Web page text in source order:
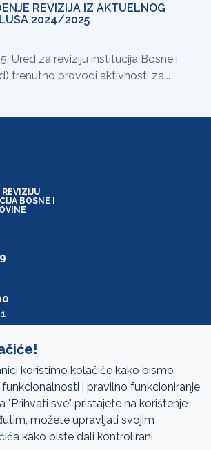
REVIZIJA IZ AKTUELNOG
2024/2025
Ured za reviziju institucija Bosne i
trenutno provodi aktivnosti za...
REVIZIJU
BOSNE I
koristimo kolačiće kako bismo
i pravilno funkcioniranje
"Prihvati sve" pristajete na korištenje
možete upravljati svojim
kako biste dali kontrolirani